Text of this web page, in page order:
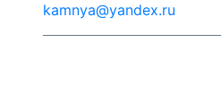
kamnya@yandex.ru